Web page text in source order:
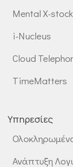
Mental X-stock
i-Nucleus
Cloud
TimeMatters
Υπηρεσίες
Ανάπτυξη